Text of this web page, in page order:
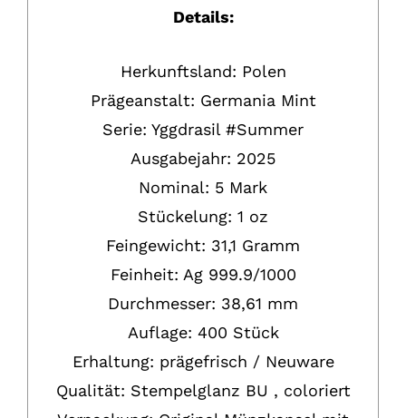
Details:
Herkunftsland: Polen
Prägeanstalt: Germania Mint
Serie: Yggdrasil #Summer
Ausgabejahr: 2025
Nominal: 5 Mark
Stückelung: 1 oz
Feingewicht: 31,1 Gramm
Feinheit: Ag 999.9/1000
Durchmesser: 38,61 mm
Auflage: 400 Stück
Erhaltung: prägefrisch / Neuware
Qualität: Stempelglanz BU , coloriert